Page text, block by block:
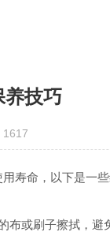
养技巧
寿命，以下是一些
或刷子擦拭，避